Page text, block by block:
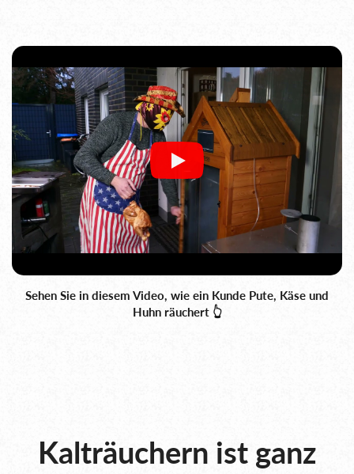
Sehen Sie in diesem Video, wie ein Kunde Pute, Käse und
Huhn räuchert 👆
Kalträuchern ist ganz